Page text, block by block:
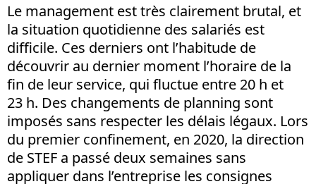
Le management est très clairement brutal, et
la situation quotidienne des salariés est
difficile. Ces derniers ont l’habitude de
découvrir au dernier moment l’horaire de la
fin de leur service, qui fluctue entre 20 h et
23 h. Des changements de planning sont
imposés sans respecter les délais légaux. Lors
du premier confinement, en 2020, la direction
de STEF a passé deux semaines sans
appliquer dans l’entreprise les consignes